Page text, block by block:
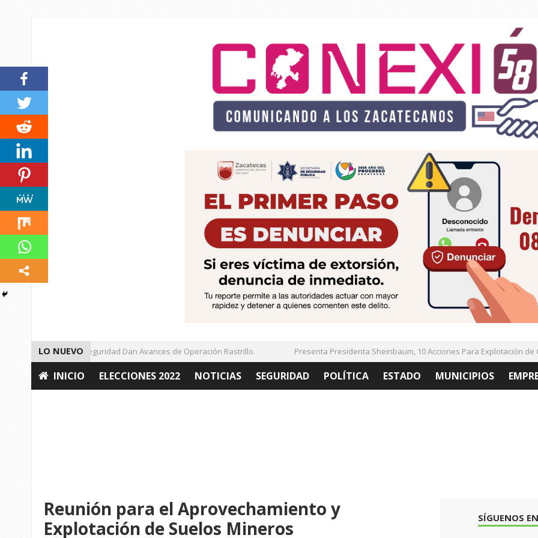
LO NUEVO
Autoridades de Seguridad Dan Avances de Operación Rastrillo. Presenta Presidenta Sheinbaum, 10 Acciones Para Explotación de
INICIO ELECCIONES 2022 NOTICIAS SEGURIDAD POLÍTICA ESTADO MUNICIPIOS
Reunión para el Aprovechamiento y
Explotación de Suelos Mineros
SÍGUENOS